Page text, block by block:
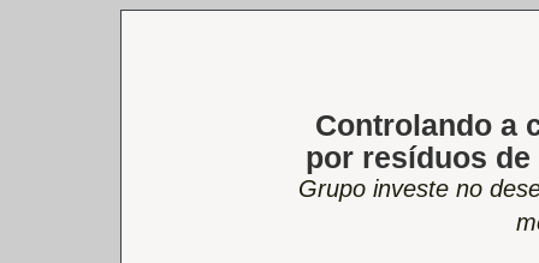
Controlando a
por resíduos
Grupo investe no